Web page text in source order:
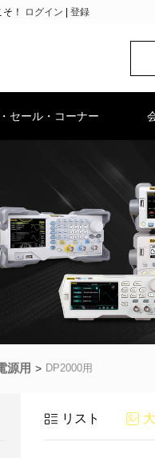
！ ログイン 登録
セール・コーナー
源用 DP2000用
リスト